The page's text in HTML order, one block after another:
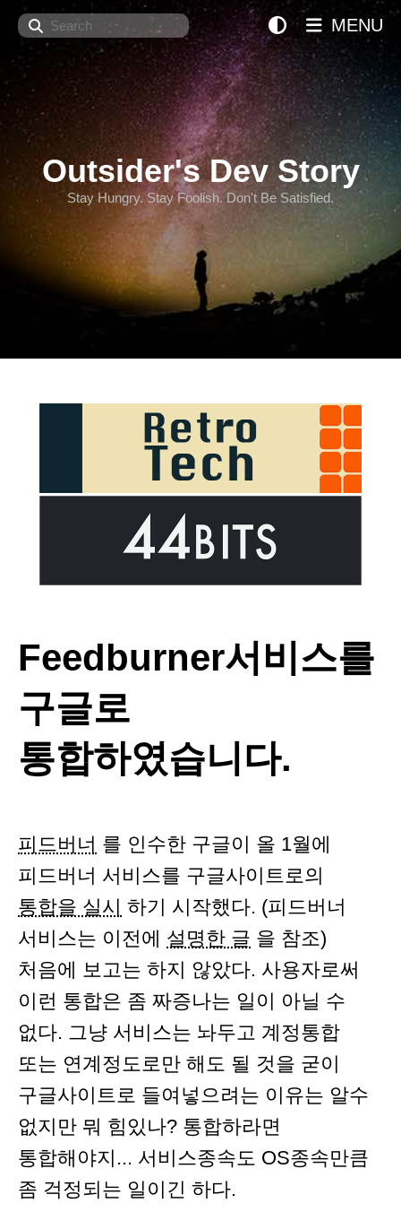
Search
Outsider's Dev Story
Stay Hungry. Stay Foolish. Don't Be Satisfied.
MENU
Feedburner서비스를
구글로
통합하였습니다.
피드버너 를 인수한 구글이 올 1월에
피드버너 서비스를 구글사이트로의
통합을 실시 하기 시작했다. (피드버너
서비스는 이전에 설명한 글 을 참조)
처음에 보고는 하지 않았다. 사용자로써
이런 통합은 좀 짜증나는 일이 아닐 수
없다. 그냥 서비스는 놔두고 계정통합
또는 연계정도로만 해도 될 것을 굳이
구글사이트로 들여넣으려는 이유는 알수
없지만 뭐 힘있나? 통합하라면
통합해야지... 서비스종속도 OS종속만큼
좀 걱정되는 일이긴 하다.